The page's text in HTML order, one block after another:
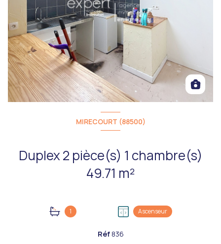
MIRECOURT (88500)
Duplex 2 pièce(s) 1 chambre(s)
49.71 m²
1 Ascenseur
Réf836